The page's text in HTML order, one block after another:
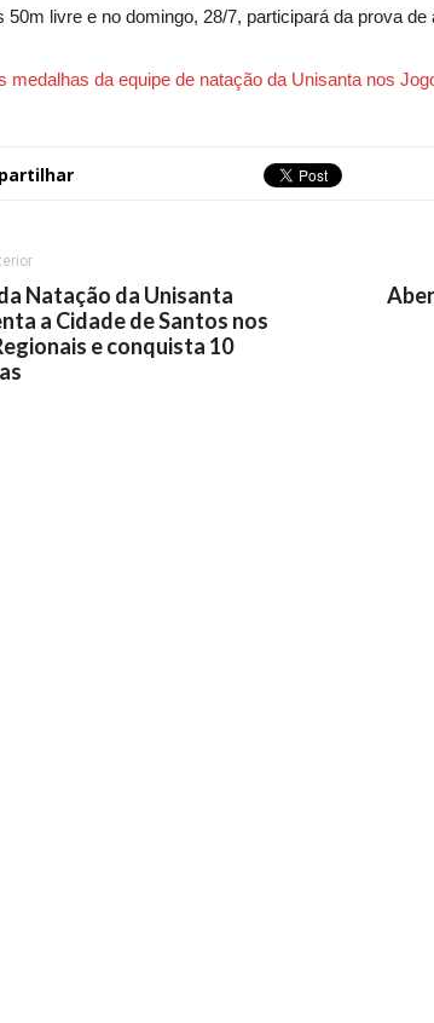
50m livre e no domingo, 28/7, participará da prova de
medalhas da equipe de natação da Unisanta nos
Natação da Unisanta
a Cidade de Santos nos
e conquista 10